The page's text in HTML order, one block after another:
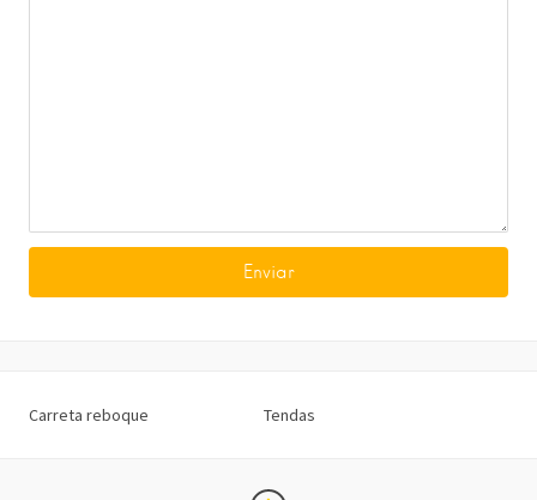
Carreta reboque Tendas